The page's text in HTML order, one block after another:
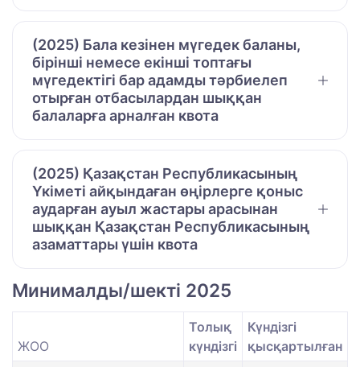
(2025) Бала кезінен мүгедек баланы,
бірінші немесе екінші топтағы
мүгедектігі бар адамды тәрбиелеп
отырған отбасылардан шыққан
балаларға арналған квота
(2025) Қазақстан Республикасының
Үкіметі айқындаған өңірлерге қоныс
аударған ауыл жастары арасынан
шыққан Қазақстан Республикасының
азаматтары үшін квота
Минималды/шекті 2025
ЖОО
Толық
күндізгі
Күндізгі
қысқартылған